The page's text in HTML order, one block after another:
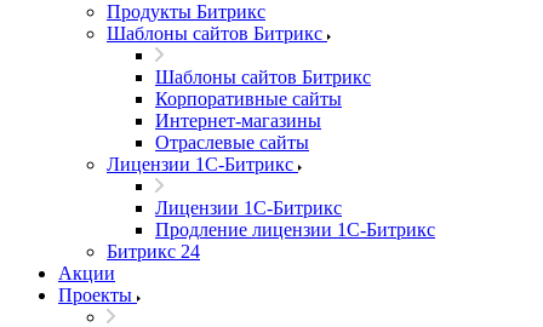
Продукты Битрикс
Шаблоны сайтов Битрикс
Шаблоны сайтов Битрикс
Корпоративные сайты
Интернет-магазины
Отраслевые сайты
Лицензии 1С-Битрикс
Лицензии 1С-Битрикс
Продление лицензии 1С-Битрикс
Битрикс 24
Акции
Проекты